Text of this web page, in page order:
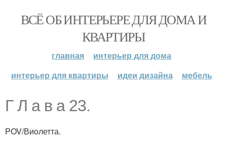
ВСЁ ОБ ИНТЕРЬЕРЕ ДЛЯ ДОМА И
КВАРТИРЫ
главная
интерьер для дома
интерьер для квартиры
идеи дизайна мебель
Г Л а в а 23.
POV/Виолетта.